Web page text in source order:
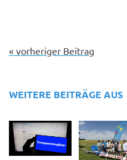
« vorheriger Beitrag
WEITERE BEITRÄGE AUS